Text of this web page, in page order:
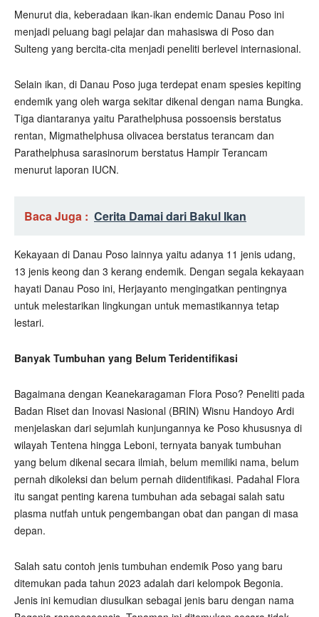
Menurut dia, keberadaan ikan-ikan endemic Danau Poso ini
menjadi peluang bagi pelajar dan mahasiswa di Poso dan
Sulteng yang bercita-cita menjadi peneliti berlevel internasional.
Selain ikan, di Danau Poso juga terdepat enam spesies kepiting
endemik yang oleh warga sekitar dikenal dengan nama Bungka.
Tiga diantaranya yaitu Parathelphusa possoensis berstatus
rentan, Migmathelphusa olivacea berstatus terancam dan
Parathelphusa sarasinorum berstatus Hampir Terancam
menurut laporan IUCN.
Baca Juga : Cerita Damai dari Bakul Ikan
Kekayaan di Danau Poso lainnya yaitu adanya 11 jenis udang,
13 jenis keong dan 3 kerang endemik. Dengan segala kekayaan
hayati Danau Poso ini, Herjayanto mengingatkan pentingnya
untuk melestarikan lingkungan untuk memastikannya tetap
lestari.
Banyak Tumbuhan yang Belum Teridentifikasi
Bagaimana dengan Keanekaragaman Flora Poso? Peneliti pada
Badan Riset dan Inovasi Nasional (BRIN) Wisnu Handoyo Ardi
menjelaskan dari sejumlah kunjungannya ke Poso khususnya di
wilayah Tentena hingga Leboni, ternyata banyak tumbuhan
yang belum dikenal secara ilmiah, belum memiliki nama, belum
pernah dikoleksi dan belum pernah diidentifikasi. Padahal Flora
itu sangat penting karena tumbuhan ada sebagai salah satu
plasma nutfah untuk pengembangan obat dan pangan di masa
depan.
Salah satu contoh jenis tumbuhan endemik Poso yang baru
ditemukan pada tahun 2023 adalah dari kelompok Begonia.
Jenis ini kemudian diusulkan sebagai jenis baru dengan nama